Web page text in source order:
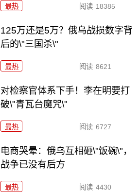
最热 阅读 18385
125万还是5万？俄乌战损数字背
后的\"三国杀\"
最热 阅读 8621
对检察官体系下手！李在明要打
破\"青瓦台魔咒\"
最热 阅读 6727
电商哭晕：俄乌互相砸\"饭碗\"，
战争已没有后方
最热 阅读 4430